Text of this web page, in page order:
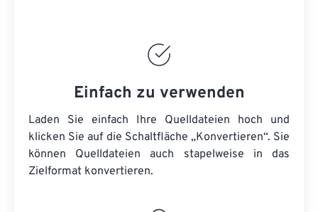
Einfach zu verwenden
Laden Sie einfach Ihre Quelldateien hoch und
klicken Sie auf die Schaltfläche „Konvertieren“. Sie
können Quelldateien auch stapelweise in das
Zielformat konvertieren.